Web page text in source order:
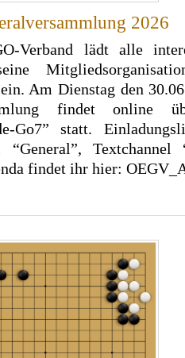
2026
Verband lädt alle
Am Dienstag den
findet online
Go7” statt.
“General”, Textchannel
findet ihr hier: